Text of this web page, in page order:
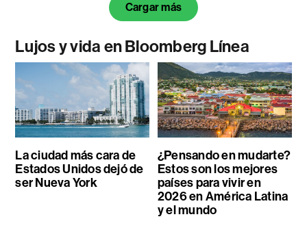
Cargar más
Lujos y vida en Bloomberg Línea
La ciudad más cara de
Estados Unidos dejó de
ser Nueva York
¿Pensando en mudarte?
Estos son los mejores
países para vivir en
2026 en América Latina
y el mundo